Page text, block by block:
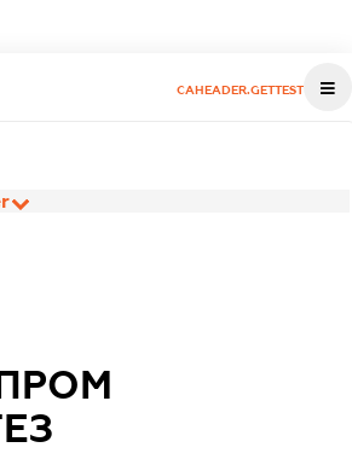
CAHEADER.GETTEST